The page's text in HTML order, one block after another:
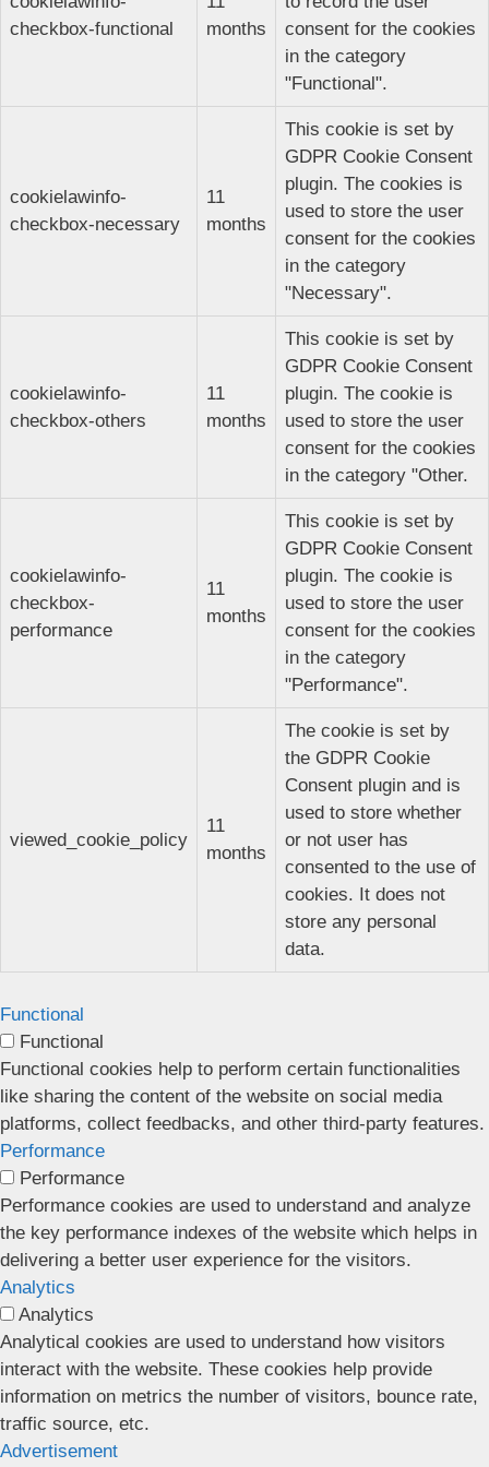
checkbox-functional
months
consent for the cookies
in the category
"Functional".
cookielawinfo-
checkbox-necessary
11
months
This cookie is set by
GDPR Cookie Consent
plugin. The cookies is
used to store the user
consent for the cookies
in the category
"Necessary".
cookielawinfo-
checkbox-others
11
months
This cookie is set by
GDPR Cookie Consent
plugin. The cookie is
used to store the user
consent for the cookies
in the category "Other.
cookielawinfo-
checkbox-
performance
11
months
This cookie is set by
GDPR Cookie Consent
plugin. The cookie is
used to store the user
consent for the cookies
in the category
"Performance".
viewed_cookie_policy
11
months
The cookie is set by
the GDPR Cookie
Consent plugin and is
used to store whether
or not user has
consented to the use of
cookies. It does not
store any personal
data.
Functional
Functional
Functional cookies help to perform certain functionalities
like sharing the content of the website on social media
platforms, collect feedbacks, and other third-party features.
Performance
Performance
Performance cookies are used to understand and analyze
the key performance indexes of the website which helps in
delivering a better user experience for the visitors.
Analytics
Analytics
Analytical cookies are used to understand how visitors
interact with the website. These cookies help provide
information on metrics the number of visitors, bounce rate,
traffic source, etc.
Advertisement